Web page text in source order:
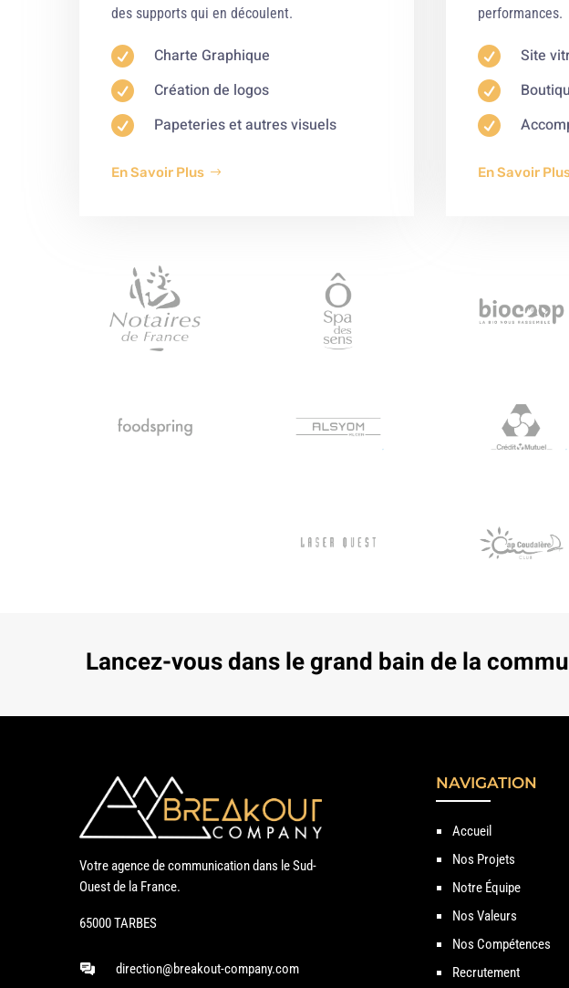
des supports qui en découlent.
 Charte Graphique
 Création de logos
 Papeteries et autres visuels
En Savoir Plus
performances.
 Site


En Savoir
Lancez-vous dans le grand bain de la
Votre agence de communication dans le Sud-
Ouest de la France.
65000 TARBES
direction@breakout-company.com
NAVIGATION
Accueil
Nos Projets
Notre Équipe
Nos Valeurs
Nos Compétences
Recrutement